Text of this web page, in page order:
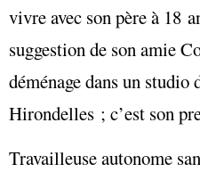
vivre avec son père à 18
suggestion de son amie
déménage dans un studio
Hirondelles ; c’est son
Travailleuse autonome